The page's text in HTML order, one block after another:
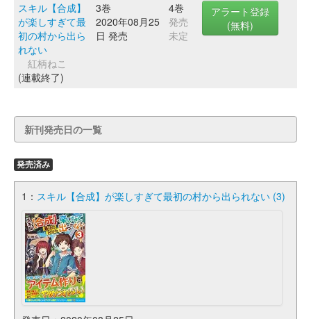
スキル【合成】
が楽しすぎて最
初の村から出ら
れない
紅柄ねこ
(連載終了)
3巻
2020年08月25
日 発売
4巻
発売
未定
アラート登録
(無料)
新刊発売日の一覧
発売済み
1： スキル【合成】が楽しすぎて最初の村から出られない (3)